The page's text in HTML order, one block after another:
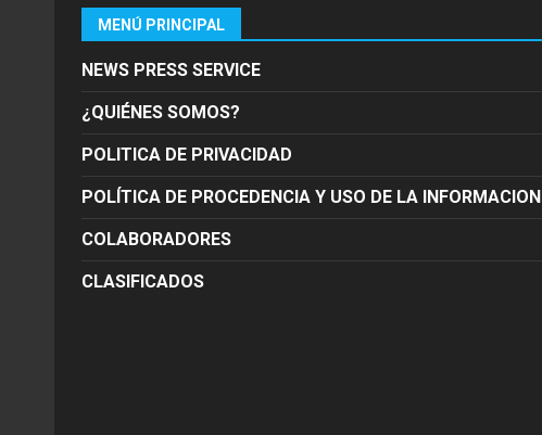
MENÚ PRINCIPAL
NEWS PRESS SERVICE
¿QUIÉNES SOMOS?
POLITICA DE PRIVACIDAD
POLÍTICA DE PROCEDENCIA Y USO DE LA INFORMACION
COLABORADORES
CLASIFICADOS